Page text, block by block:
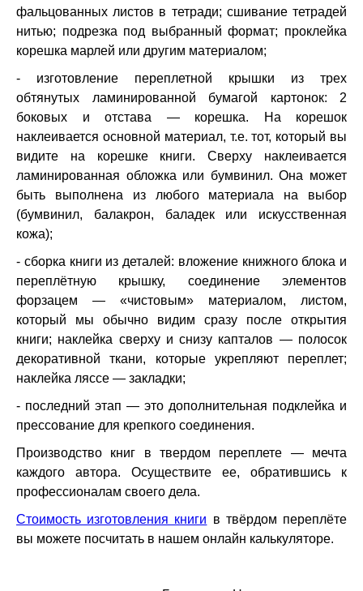
фальцованных листов в тетради; сшивание тетрадей
нитью; подрезка под выбранный формат; проклейка
корешка марлей или другим материалом;
- изготовление переплетной крышки из трех
обтянутых ламинированной бумагой картонок: 2
боковых и отстава — корешка. На корешок
наклеивается основной материал, т.е. тот, который вы
видите на корешке книги. Сверху наклеивается
ламинированная обложка или бумвинил. Она может
быть выполнена из любого материала на выбор
(бумвинил, балакрон, баладек или искусственная
кожа);
- сборка книги из деталей: вложение книжного блока и
переплётную крышку, соединение элементов
форзацем — «чистовым» материалом, листом,
который мы обычно видим сразу после открытия
книги; наклейка сверху и снизу капталов — полосок
декоративной ткани, которые укрепляют переплет;
наклейка ляссе — закладки;
- последний этап — это дополнительная подклейка и
прессование для крепкого соединения.
Производство книг в твердом переплете — мечта
каждого автора. Осуществите ее, обратившись к
профессионалам своего дела.
Стоимость изготовления книги в твёрдом переплёте
вы можете посчитать в нашем онлайн калькуляторе.